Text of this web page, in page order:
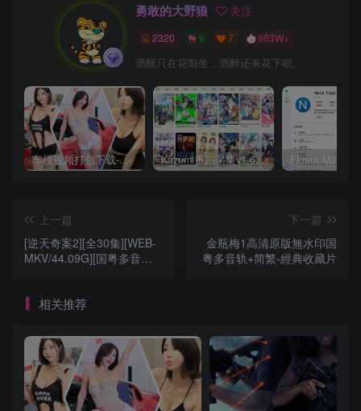
勇敢的大野狼 关注
2320 9 7 963W+
酒醒只在花前坐，酒醉还来花下眠。
车模视频打包下载-高清无水印版 Kazumi番剧采集v1.6.9：支持自定义规则+在线观看+弹幕，跨平台下载
上一篇
[逆天奇案2][全30集][WEB-
MKV/44.09G][国粤多音轨/
下一篇
金瓶梅1高清原版無水印国
粤多音轨+简繁-經典收藏片
相关推荐